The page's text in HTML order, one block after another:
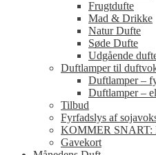
Frugtdufte
Mad & Drikke
Natur Dufte
Søde Dufte
Udgående
Duftlamper til
Duftlamper –
Duftlamper –
Tilbud
Fyrfadslys af
KOMMER SNART:
Gavekort